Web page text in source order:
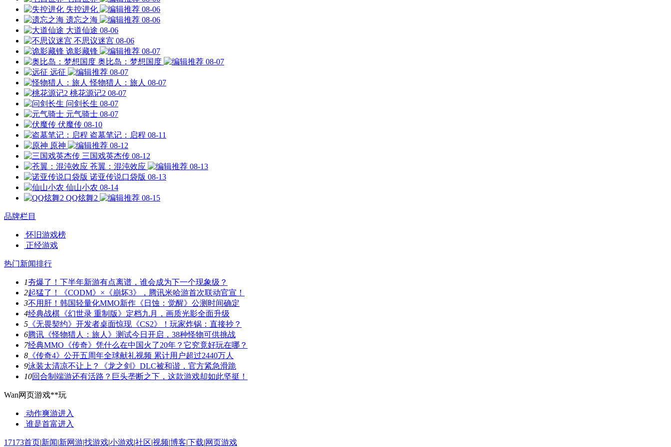
失控进化
08-06
遗忘之海
08-06
大道仙途 08-06
不思议迷宫 08-06
诡影藏锋
08-07
奥比岛：梦想国度
08-07
远征
08-07
怪物猎人：旅人 08-07
桃花源记2 08-07
问剑长生 08-07
元气骑士 08-07
伏魔传 08-10
盗墓笔记：启程 08-11
原神
08-12
三国戏英杰传 08-12
苍翼：混沌效应
08-13
诺亚传说口袋版 08-13
仙山小农 08-14
QQ炫舞2
08-15
品牌栏目
怀旧游戏榜
正经游戏
热门新闻排行
1夯爆了！下半年新游有点离谱，谁会成为下一个现象级？
2起猛了！《CODM》×《崩坏3》，腾讯米哈游首次联动官宣！
3不用肝！韩国轻量化MMO新作《日蚀：觉醒》公测时间确定
4经典战棋《幻世录 重制版》定档九月，画质光影全面升级
5 《无畏契约》开发者桌面惊现《CS2》！玩家炸锅：直接抄？
6腾讯《怪物猎人：旅人》测试今日开启，38种怪物可供挑战
7经典MMO《传奇》凭什么在中国火了20年？它究竟好玩在哪？
8 《传奇4》公开五周年全球献礼视频 累计用户超过2440万人
9泳装太清凉不让上？《龙之剑》DLC被和谐，官方紧急滑跪
10回合制端游还有活路？巨头垄断之下，这款游戏却如此坚挺！
Wan网页游戏**玩
动作爽游进入
谁是首富进入
17173首页|新闻|新网游|找游戏|小游戏|社区|视频|博客|下载|网页游戏